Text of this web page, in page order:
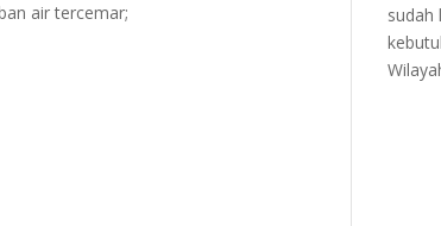
air tercemar;
sudah